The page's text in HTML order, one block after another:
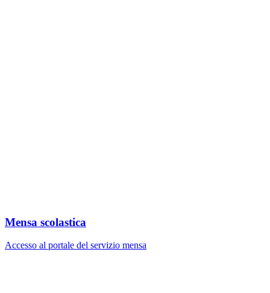
Mensa scolastica
Accesso al portale del servizio mensa